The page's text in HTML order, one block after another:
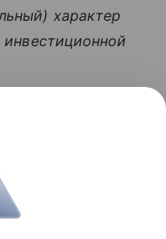
характер
бизнеса
за понятием
и как им